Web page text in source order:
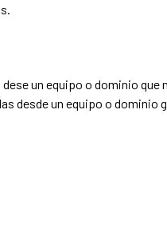
un equipo o dominio
desde un equipo o